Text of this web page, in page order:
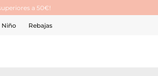
a 50€!
Niño Rebajas